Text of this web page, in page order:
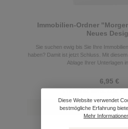
Immobilien-Ordner
Neues
Sie suchen ewig bis Sie Ihre
haben? Damit ist jetzt Schluss. Mit
Ablage Ihrer Unterlagen
6,95 €
Preise inkl. MwSt. zzgl.
Details
Diese Website verwendet
bestmögliche Erfahrung
Mehr Informationen